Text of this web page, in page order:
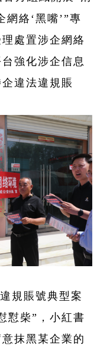
絡‘黑嘴’”專
處置涉企網絡
強化涉企信息
違法違規賬
規賬號典型案
懟柴”，小紅書
抹黑某企業的